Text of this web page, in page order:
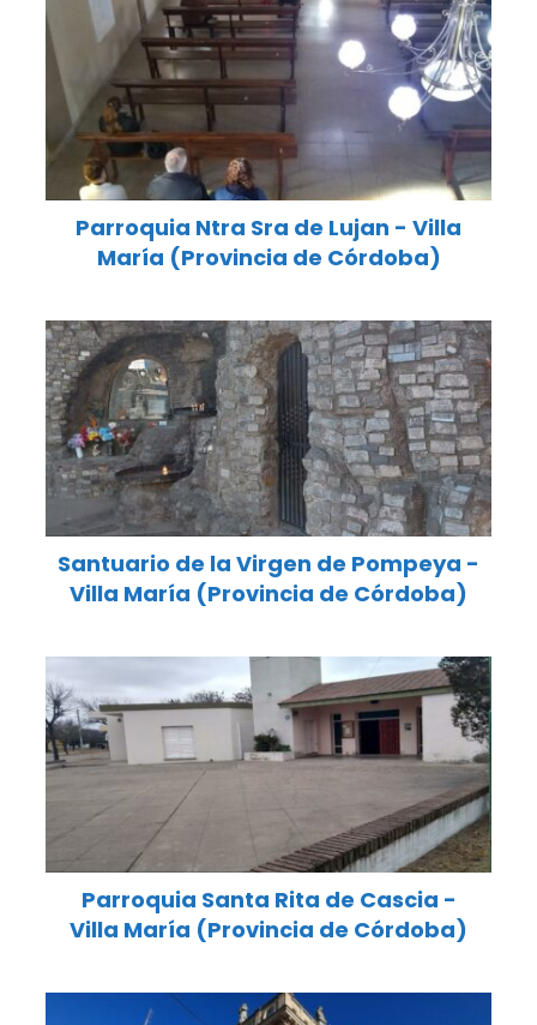
Parroquia Ntra Sra de Lujan - Villa
María (Provincia de Córdoba)
Santuario de la Virgen de Pompeya -
Villa María (Provincia de Córdoba)
Parroquia Santa Rita de Cascia -
Villa María (Provincia de Córdoba)